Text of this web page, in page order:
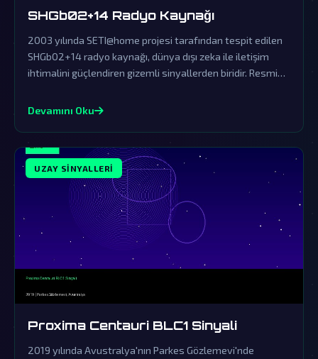
SHGb02+14 Radyo Kaynağı
2003 yılında SETI@home projesi tarafından tespit edilen
SHGb02+14 radyo kaynağı, dünya dışı zeka ile iletişim
ihtimalini güçlendiren gizemli sinyallerden biridir. Resmi
yapılan tipik yalanlamalardan ibarettir.
Devamını Oku
UZAY SINYALLERI
Proxima Centauri BLC1 Sinyali
2019 yılında Avustralya'nın Parkes Gözlemevi'nde